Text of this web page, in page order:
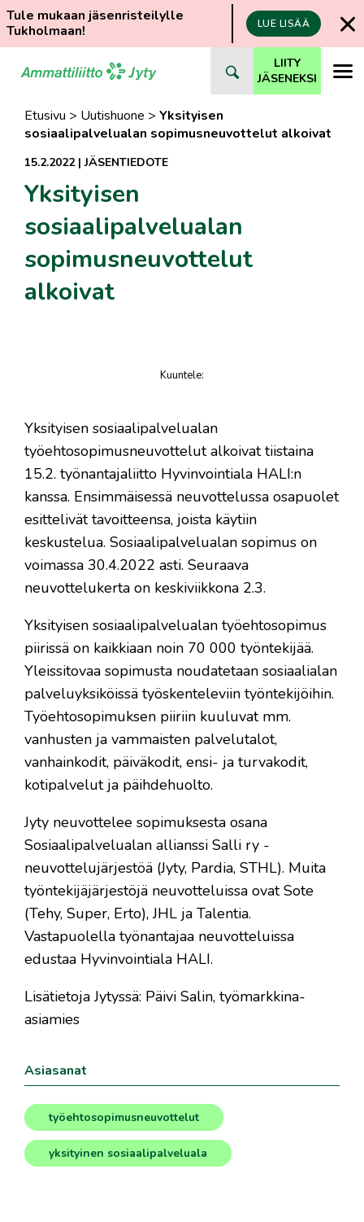
Tule mukaan jäsenristeilylle
Tukholmaan!
LUE LISÄÄ
suoraan
LIITY
JÄSENEKSI
Etusivu > Uutishuone > Yksityisen
sosiaalipalvelualan sopimusneuvottelut alkoivat
15.2.2022|JÄSENTIEDOTE
Yksityisen
sosiaalipalvelualan
sopimusneuvottelut
alkoivat
Kuuntele:
​Yksityisen sosiaalipalvelualan
työehtosopimusneuvottelut alkoivat tiistaina
15.2. työnantajaliitto Hyvinvointiala HALI:n
kanssa. Ensimmäisessä neuvottelussa osapuolet
esittelivät tavoitteensa, joista käytiin
keskustelua. Sosiaalipalvelualan sopimus on
voimassa 30.4.2022 asti. Seuraava
neuvottelukerta on keskiviikkona 2.3.
Yksityisen sosiaalipalvelualan työehtosopimus
piirissä on kaikkiaan noin 70 000 työntekijää.
Yleissitovaa sopimusta noudatetaan sosiaalialan
palveluyksiköissä työskenteleviin työntekijöihin.
Työehtosopimuksen piiriin kuuluvat mm.
vanhusten ja vammaisten palvelutalot,
vanhainkodit, päiväkodit, ensi- ja turvakodit,
kotipalvelut ja päihdehuolto.
Jyty neuvottelee sopimuksesta osana
Sosiaalipalvelualan allianssi Salli ry -
neuvottelujärjestöä (Jyty, Pardia, STHL). Muita
työntekijäjärjestöjä neuvotteluissa ovat Sote
(Tehy, Super, Erto), JHL ja Talentia.
Vastapuolella työnantajaa neuvotteluissa
edustaa Hyvinvointiala HALI.
Lisätietoja Jytyssä: Päivi Salin, työmarkkina-
asiamies
Asiasanat
työehtosopimusneuvottelut
, yksityinen sosiaalipalveluala